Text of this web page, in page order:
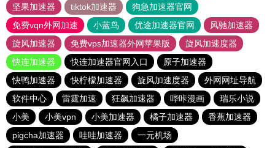
坚果加速器
tiktok加速器
狗急加速器官网
免费vqn外网加速
小蓝鸟 优途加速器官网
风驰加速器
旋风加速器
免费vps加速器外网苹果版
旋风加速度器
快连加速器
快连加速器官网入口
原子加速器
快鸭加速器
快柠檬加速器 旋风加速度器
外网网址导航
软件中心
雷霆加速 狂飙加速器 哔咔漫画
瑞乐小说
小美
小美vpn 小美加速器 橘子加速器
香蕉加速器
pigcha加速器
哇哇加速器
一元机场